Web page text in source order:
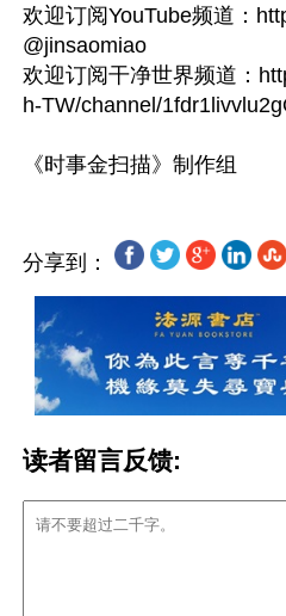
欢迎订阅YouTube频道：
@jinsaomiao
欢迎订阅干净世界频道：
h-TW/channel/
分享到：
读者留言反馈: